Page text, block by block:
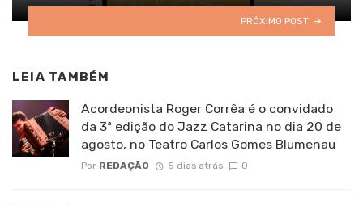
PRÓXIMO POST
LEIA TAMBÉM
Acordeonista Roger Corrêa é o convidado
da 3ª edição do Jazz Catarina no dia 20 de
agosto, no Teatro Carlos Gomes Blumenau
Por REDAÇÃO 5 dias atrás 0